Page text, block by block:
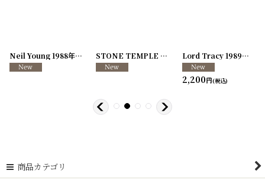
[250726-04] [250726-31
Neil Young 1988年 This Note's For You Tour 250117-70]
STONE TEMPLE PILOTS 1996-1997年 TOUR96/97 Lord Tracy 1989年 Deaf Gods of Babylon Tour
2,200円(税込)
商品カテゴリ